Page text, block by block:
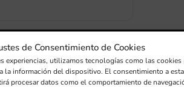
de Consentimiento de Cookies
experiencias, utilizamos tecnologías como las cookies
la información del dispositivo. El consentimiento a
procesar datos como el comportamiento de
ESTE EVENTO